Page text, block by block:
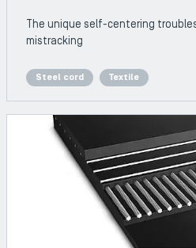
Steel cord Textile
The unique self-centering
mistracking